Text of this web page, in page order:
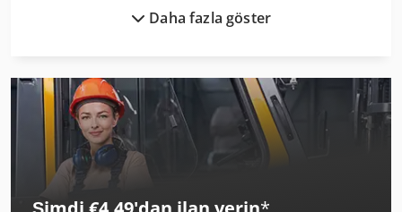
Langzauner Lzg-M-Ii-Sy
Man L 2000
Manitou Mla-T 516-75 H
Manitou Mt 1840
Daha fazla göster